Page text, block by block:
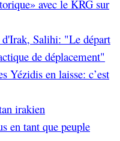
avec le KRG sur
Salihi: "Le départ
de déplacement"
Yézidis en laisse: c’est
irakien
en tant que peuple